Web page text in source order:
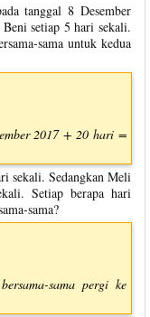
tanggal 8 Desember
setiap 5 hari sekali.
sama untuk kedua
2017 + 20 hari =
sekali. Sedangkan Meli
Setiap berapa hari
sama?
sama pergi ke